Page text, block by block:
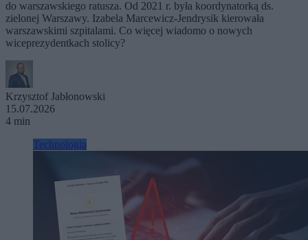
do warszawskiego ratusza. Od 2021 r. była koordynatorką ds.
zielonej Warszawy. Izabela Marcewicz-Jendrysik kierowała
warszawskimi szpitalami. Co więcej wiadomo o nowych
wiceprezydentkach stolicy?
Krzysztof Jabłonowski
15.07.2026
4 min
Technologia